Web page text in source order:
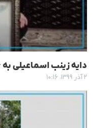
دایه زینب اسماعیلی به ۶ سال حبس محکوم شد
۲ آذر ۱۳۹۹، ۱۰:۱۶